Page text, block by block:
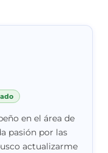
en el área de
pasión por las
actualizarme